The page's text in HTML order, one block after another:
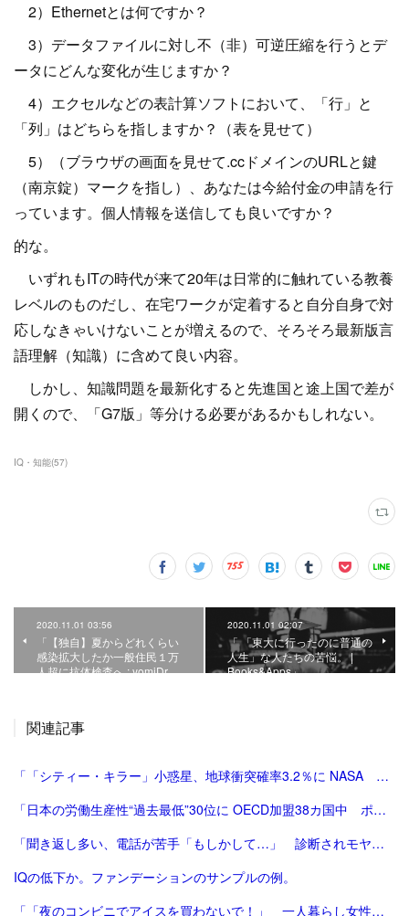
2）Ethernetとは何ですか？
3）データファイルに対し不（非）可逆圧縮を行うとデ
ータにどんな変化が生じますか？
4）エクセルなどの表計算ソフトにおいて、「行」と
「列」はどちらを指しますか？（表を見せて）
5）（ブラウザの画面を見せて.ccドメインのURLと鍵
（南京錠）マークを指し）、あなたは今給付金の申請を行
っています。個人情報を送信しても良いですか？
的な。
いずれもITの時代が来て20年は日常的に触れている教養
レベルのものだし、在宅ワークが定着すると自分自身で対
応しなきゃいけないことが増えるので、そろそろ最新版言
語理解（知識）に含めて良い内容。
しかし、知識問題を最新化すると先進国と途上国で差が
開くので、「G7版」等分ける必要があるかもしれない。
IQ・知能(57)
2020.11.01 03:56
「【独自】夏からどれくらい
感染拡大したか一般住民１万
人超に抗体検査へ : yomiDr.…
2020.11.01 02:07
「 「東大に行ったのに普通の
人生」な人たちの苦悩。 |
Books&Apps」
関連記事
「「シティー・キラー」小惑星、地球衝突確率3.2％に NASA 写真1枚 国際ニュース：AFPBB News」
「日本の労働生産性“過去最低”30位に OECD加盟38カ国中 ポルトガル並み」
「聞き返し多い、電話が苦手「もしかして…」 診断されモヤモヤ晴れた：朝日新聞デジタル」
IQの低下か。ファンデーションのサンプルの例。
「「夜のコンビニでアイスを買わないで！」 一人暮らし女性に警鐘、ネットで話題になったコンビニ店員の訴え | ENCOUNT」